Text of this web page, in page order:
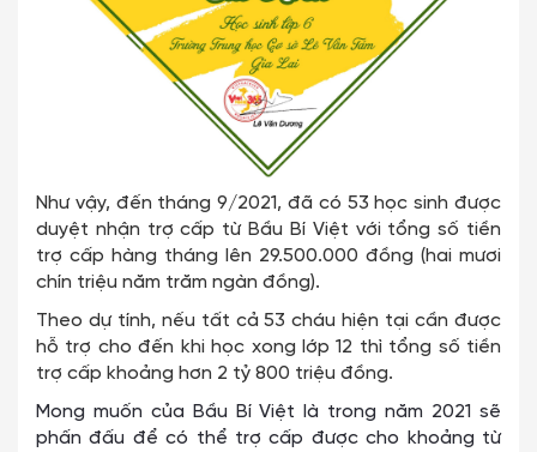
Như vậy, đến tháng 9/2021, đã có 53 học sinh được
duyệt nhận trợ cấp từ Bầu Bí Việt với tổng số tiền
trợ cấp hàng tháng lên 29.500.000 đồng (hai mươi
chín triệu năm trăm ngàn đồng).
Theo dự tính, nếu tất cả 53 cháu hiện tại cần được
hỗ trợ cho đến khi học xong lớp 12 thì tổng số tiền
trợ cấp khoảng hơn 2 tỷ 800 triệu đồng.
Mong muốn của Bầu Bí Việt là trong năm 2021 sẽ
phấn đấu để có thể trợ cấp được cho khoảng từ